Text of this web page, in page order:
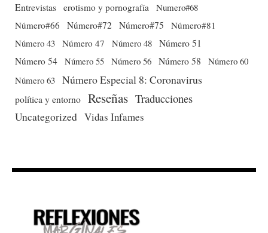
Entrevistas erotismo y pornografía
Numero#68
Número#66
Número#72 Número#75
Número#81
Número 43 Número 47 Número 48 Número 51
Número 54 Número 55 Número 56 Número 58
Número 60
Número 63 Número Especial 8: Coronavirus
política y entorno Reseñas Traducciones
Uncategorized Vidas Infames